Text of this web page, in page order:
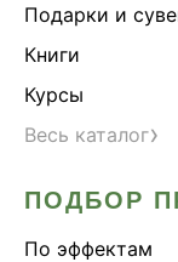
Подарки и
Книги
Курсы
Весь каталог›
ПОДБОР
По эффектам